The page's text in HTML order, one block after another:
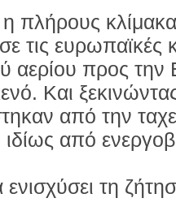
η πλήρους
τις ευρωπαϊκές
αερίου προς
Και
από την
από
τη